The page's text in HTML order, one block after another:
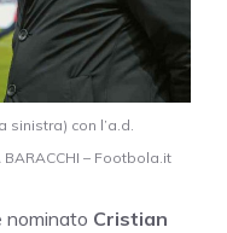
sinistra) con l’a.d.
BARACCHI – Footbola.it
nominato Cristian